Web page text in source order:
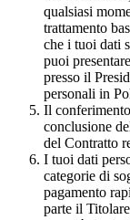
qualsiasi
trattamento
che i tuoi dati
puoi
presso il
personali in
Il
conclusione
del Contratto
I tuoi dati
categorie di
pagamento
parte il